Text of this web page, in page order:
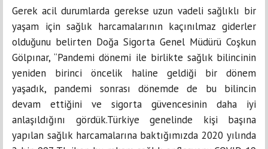
Gerek acil durumlarda gerekse uzun vadeli sağlıklı bir
yaşam için sağlık harcamalarının kaçınılmaz giderler
olduğunu belirten Doğa Sigorta Genel Müdürü Coşkun
Gölpınar, “Pandemi dönemi ile birlikte sağlık bilincinin
yeniden birinci öncelik haline geldiği bir dönem
yaşadık, pandemi sonrası dönemde de bu bilincin
devam ettiğini ve sigorta güvencesinin daha iyi
anlaşıldığını gördük.Türkiye genelinde kişi başına
yapılan sağlık harcamalarına baktığımızda 2020 yılında